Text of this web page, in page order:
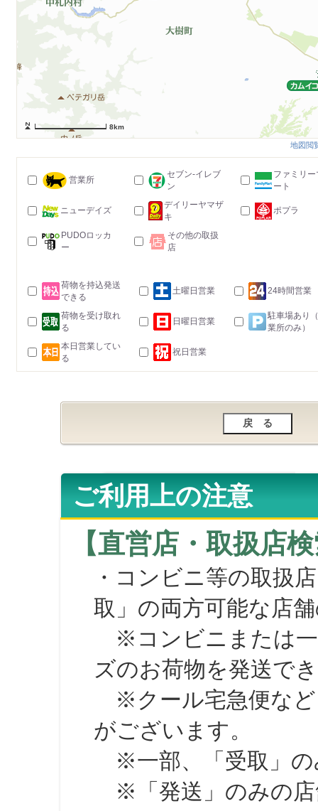
8km
地図閲
営業所
セブン-イレブ
ン
ファミリー
ート
ニューデイズ
デイリーヤマザ
キ
ポプラ
PUDOロッカ
ー
その他の取扱
店
荷物を持込発送
できる
土曜日営業 24時間営業
荷物を受け取れ
る
日曜日営業
駐車場あり
業所のみ）
本日営業してい
る
祝日営業
ご利用上の注意
【直営店・取扱店
・コンビニ等の取扱
取」の両方可能な店
※コンビニまたは一
ズのお荷物を発送で
※クール宅急便など
がございます。
※一部、「受取」の
※「発送」のみの店